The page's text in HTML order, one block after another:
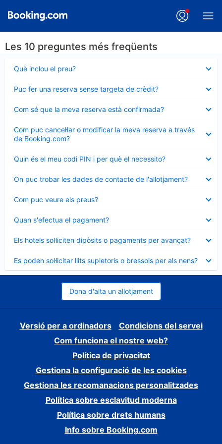
Les 10 preguntes més freqüents
Què inclou el preu?
tancat
Puc fer una reserva sense targeta de crèdit?
tancat
Com sé que la meva reserva està confirmada?
tancat
Com puc cancel·lar o modificar la meva reserva a través
de Booking.com?
tancat
Quin és el meu codi PIN i per què el necessito?
tancat
On puc trobar les dades de contacte de l'allotjament?
tancat
Com puc veure els preus?
tancat
Quan s'efectua el pagament?
tancat
Els hotels sol·liciten dipòsits o pagaments per avançat?
tancat
Es poden sol·licitar llits supletoris o bressols per als nens?
tancat
Dona d'alta un allotjament
Versió per a ordinadors
Condicions del servei
Com funciona el nostre web?
Política de privacitat
Gestiona la configuració de les cookies
Gestiona les recomanacions personalitzades
Política sobre esclavitud moderna
Política sobre drets humans
Info sobre Booking.com